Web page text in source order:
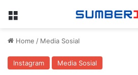
Menu
Home / Media Sosial
Instagram Media Sosial